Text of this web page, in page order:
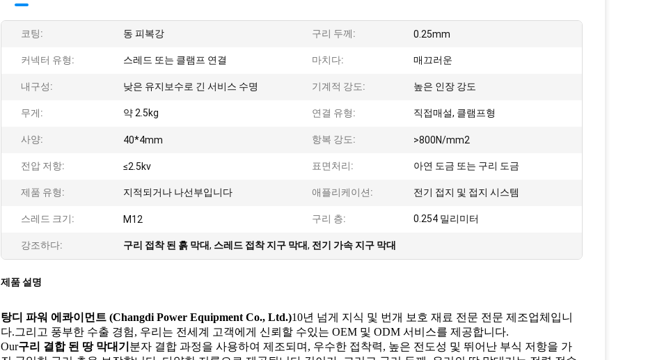
코팅: 동 피복강 구리 두께: 0.25mm
커넥터 유형: 스레드 또는 클램프 연결 마치다: 매끄러운
내구성: 낮은 유지보수로 긴 서비스 수명 기계적 강도: 높은 인장 강도
무게: 약 2.5kg 연결 유형: 직접매설, 클램프형
사양: 40*4mm 항복 강도: >800N/mm2
전압 저항: ≤2.5kv 표면처리: 아연 도금 또는 구리 도금
제품 유형: 지적되거나 나선부입니다 애플리케이션: 전기 접지 및 접지 시스템
스레드 크기: M12 구리 층: 0.254 밀리미터
강조하다: 구리 접착 된 흙 막대, 스레드 접착 지구 막대, 전기 가속 지구 막대
제품 설명
탕디 파워 에콰이먼트 (Changdi Power Equipment Co., Ltd.)10년 넘게 지식 및 번개 보호 재료 전문 전문 제조업체입니
다.그리고 풍부한 수출 경험, 우리는 전세계 고객에게 신뢰할 수있는 OEM 및 ODM 서비스를 제공합니다.
Our구리 결합 된 땅 막대기 분자 결합 과정을 사용하여 제조되며, 우수한 접착력, 높은 전도성 및 뛰어난 부식 저항을 가